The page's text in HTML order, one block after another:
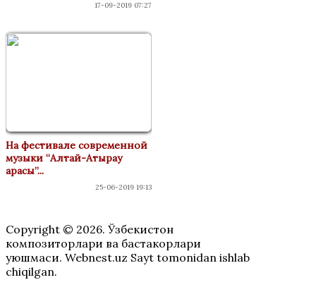
17-09-2019 07:27
На фестивале современной
музыки “Алтай-Атырау
арасы”...
25-06-2019 19:13
Copyright © 2026. Ўзбекистон
композиторлари ва бастакорлари
уюшмаси. Webnest.uz Sayt tomonidan ishlab
chiqilgan.